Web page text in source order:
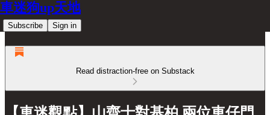
車迷狗up天地
Subscribe Sign in
Read distraction-free on Substack